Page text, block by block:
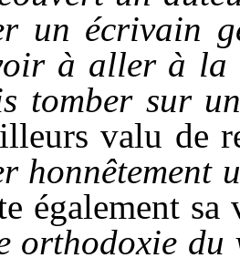
un écrivain
à aller à la
tomber sur
valu de
honnêtement
également
orthodoxie